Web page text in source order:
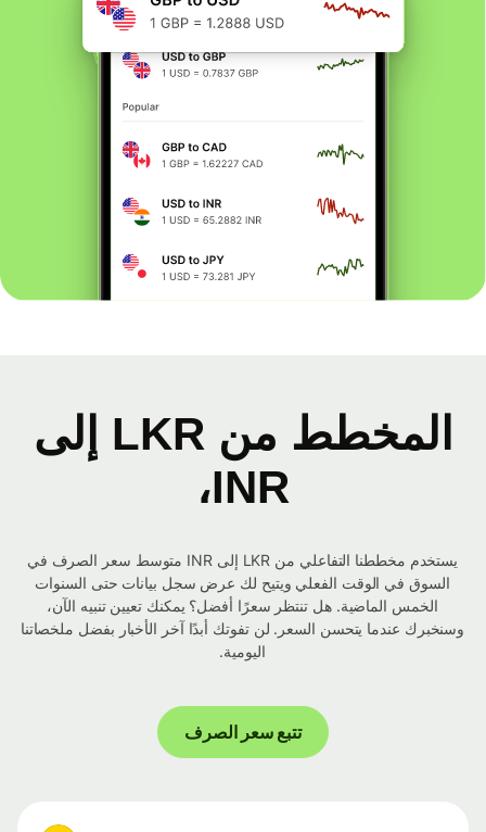
المخطط من LKR إلى
INR،
يستخدم مخططنا التفاعلي من LKR إلى INR متوسط ​​سعر الصرف في
السوق في الوقت الفعلي ويتيح لك عرض سجل بيانات حتى السنوات
الخمس الماضية. هل تنتظر سعرًا أفضل؟ يمكنك تعيين تنبيه الآن،
وسنخبرك عندما يتحسن السعر. لن تفوتك أبدًا آخر الأخبار بفضل ملخصاتنا
اليومية.
تتبع سعر الصرف